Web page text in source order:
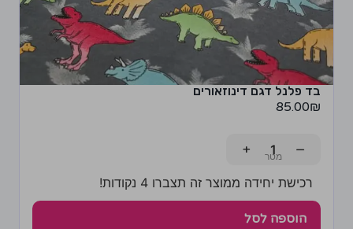
בד פלנל דגם דינוזאורים
85.00₪
−
+
רכישת יחידה ממוצר זה תצברו 4 נקודות!
הוספה לסל